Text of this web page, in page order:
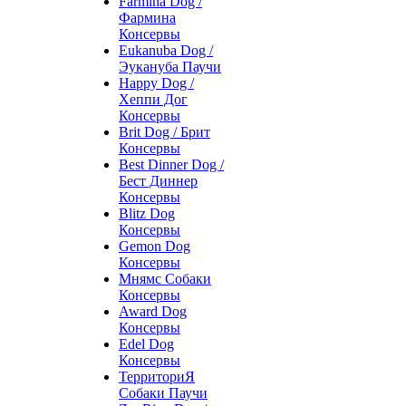
Фармина
Консервы
Eukanuba Dog /
Эукануба Паучи
Happy Dog /
Хеппи Дог
Консервы
Brit Dog / Брит
Консервы
Best Dinner Dog /
Бест Диннер
Консервы
Blitz Dog
Консервы
Gemon Dog
Консервы
Мнямс Собаки
Консервы
Award Dog
Консервы
Edel Dog
Консервы
ТерриториЯ
Собаки Паучи